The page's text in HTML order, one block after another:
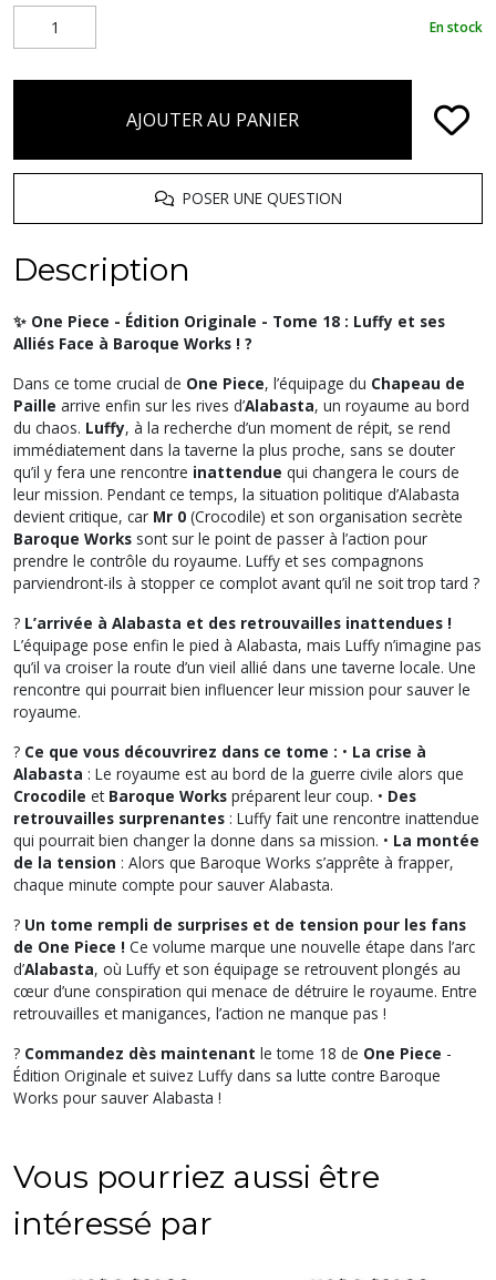
En stock
AJOUTER AU PANIER
POSER UNE QUESTION
Description
✨ One Piece - Édition Originale - Tome 18 : Luffy et ses
Alliés Face à Baroque Works ! ?
Dans ce tome crucial de One Piece, l’équipage du Chapeau de
Paille arrive enfin sur les rives d’Alabasta, un royaume au bord
du chaos. Luffy, à la recherche d’un moment de répit, se rend
immédiatement dans la taverne la plus proche, sans se douter
qu’il y fera une rencontre inattendue qui changera le cours de
leur mission. Pendant ce temps, la situation politique d’Alabasta
devient critique, car Mr 0 (Crocodile) et son organisation secrète
Baroque Works sont sur le point de passer à l’action pour
prendre le contrôle du royaume. Luffy et ses compagnons
parviendront-ils à stopper ce complot avant qu’il ne soit trop tard ?
? L’arrivée à Alabasta et des retrouvailles inattendues !
L’équipage pose enfin le pied à Alabasta, mais Luffy n’imagine pas
qu’il va croiser la route d’un vieil allié dans une taverne locale. Une
rencontre qui pourrait bien influencer leur mission pour sauver le
royaume.
? Ce que vous découvrirez dans ce tome : • La crise à
Alabasta : Le royaume est au bord de la guerre civile alors que
Crocodile et Baroque Works préparent leur coup. • Des
retrouvailles surprenantes : Luffy fait une rencontre inattendue
qui pourrait bien changer la donne dans sa mission. • La montée
de la tension : Alors que Baroque Works s’apprête à frapper,
chaque minute compte pour sauver Alabasta.
? Un tome rempli de surprises et de tension pour les fans
de One Piece ! Ce volume marque une nouvelle étape dans l’arc
d’Alabasta, où Luffy et son équipage se retrouvent plongés au
cœur d’une conspiration qui menace de détruire le royaume. Entre
retrouvailles et manigances, l’action ne manque pas !
? Commandez dès maintenant le tome 18 de One Piece -
Édition Originale et suivez Luffy dans sa lutte contre Baroque
Works pour sauver Alabasta !
Vous pourriez aussi être
intéressé par